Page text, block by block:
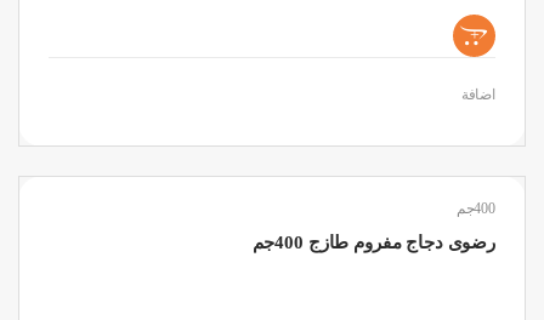
+
اضافة
400جم
رضوى دجاج مفروم طازج 400جم